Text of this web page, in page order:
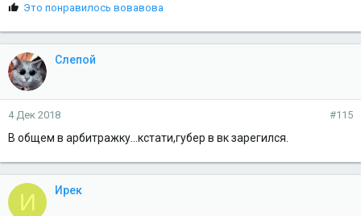
С
м
п
а
т
и
и
:
Это понравилось вовавова
Слепой
4 Дек 2018 #115
В общем в арбитражку...кстати,губер в вк зарегился.
И Ирек